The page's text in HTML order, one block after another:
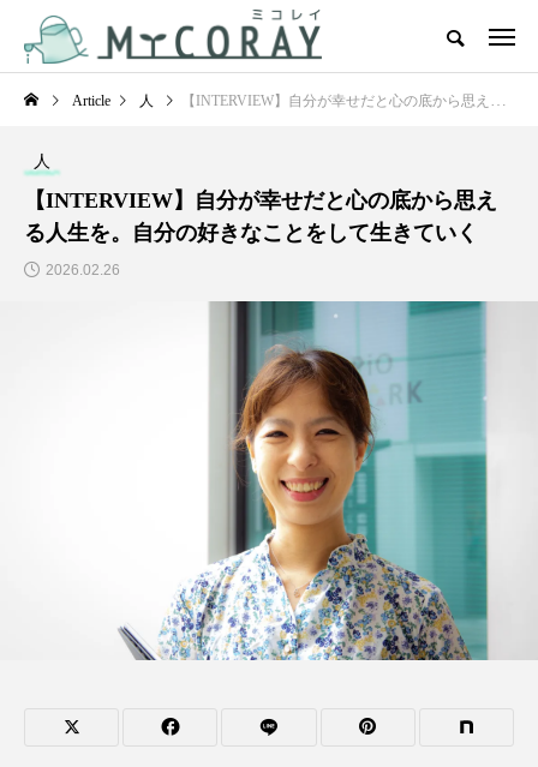
Article 人 【INTERVIEW】自分が幸せだと心の底から思える人生を。自分の好きなことをして生きていく
人
【INTERVIEW】自分が幸せだと心の底から思え
る人生を。自分の好きなことをして生きていく
2026.02.26